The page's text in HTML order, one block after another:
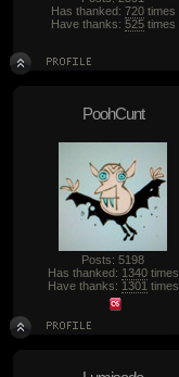
Has thanked: 720times
Have thanks: 525times
PoohCunt
Posts: 5198
Has thanked: 1340times
Have thanks: 1301 times